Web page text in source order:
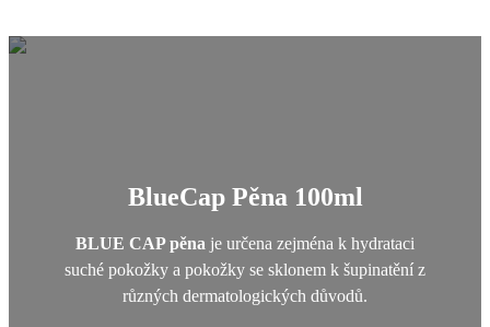
BlueCap Pěna 100ml
BLUE CAP pěna je určena zejména k hydrataci
suché pokožky a pokožky se sklonem k šupinatění z
různých dermatologických důvodů.